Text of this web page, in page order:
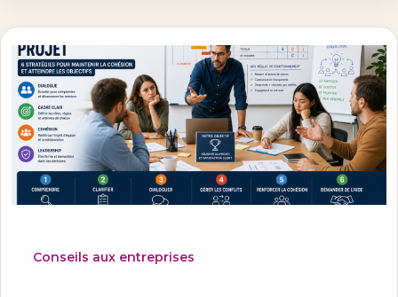
Conseils aux entreprises